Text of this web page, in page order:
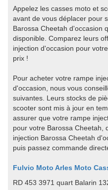
Appelez les casses moto et
avant de vous déplacer pour
Barossa Cheetah d'occasion
disponible. Comparez leurs
injection d'occasion pour
prix !
Pour acheter votre rampe
d'occasion, nous vous
suivantes. Leurs stocks de
scooter sont mis à jour en
assurer que votre rampe
pour votre Barossa Cheetah,
injection Barossa Cheetah
puis passez commande
Fulvio Moto Arles Moto
RD 453 3971 quart Balarin